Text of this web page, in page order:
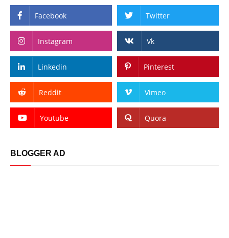
Facebook Twitter
Instagram Vk
Linkedin Pinterest
Reddit Vimeo
Youtube Quora
BLOGGER AD